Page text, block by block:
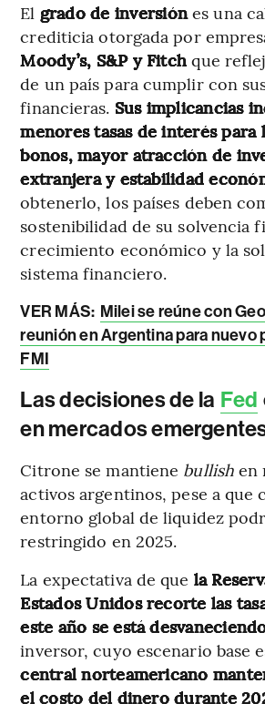
El grado de inversiónes una
crediticia otorgada por
Moody’s, S&P y Fitchque
de un país para cumplir con
financieras. Sus implicancias
menores tasas de interés para
bonos, mayor atracción de
extranjera y estabilidad
obtenerlo, los países deben
sostenibilidad de su solvencia
crecimiento económico y la
sistema financiero.
VER MÁS: Milei se reúne con
reunión en Argentina para nuevo
FMI
Las decisiones de la Fed
en mercados
Citrone se mantiene bullish en
activos argentinos, pese a que
entorno global de liquidez
restringido en 2025.
La expectativa de que la
Estados Unidos recorte las
este año se está
inversor, cuyo escenario base
central norteamericano
el costo del dinero durante